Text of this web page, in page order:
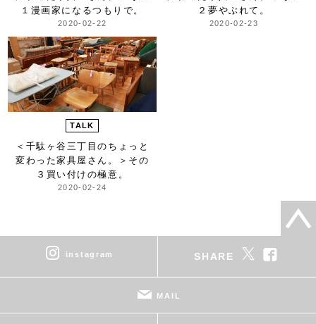
１漫画家になるつもりで。
2020-02-22
２夢やぶれて。
2020-02-23
TALK
＜千駄ヶ谷三丁目のちょっと
変わった家具屋さん。＞ その
３買い付けの極意。
2020-02-24
instagram SHARE
MAIL